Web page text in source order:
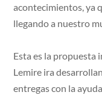
acontecimientos, ya
llegando a nuestro
Esta es la propuesta
Lemire ira
entregas con la